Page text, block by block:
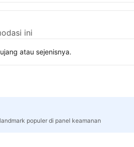
ini
atau sejenisnya.
populer di panel keamanan